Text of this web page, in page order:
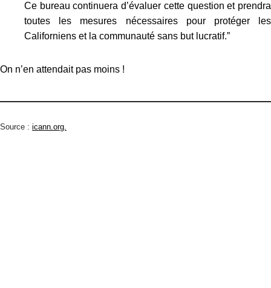
Ce bureau continuera d’évaluer cette question et prendra
toutes les mesures nécessaires pour protéger les
Californiens et la communauté sans but lucratif.”
On n’en attendait pas moins !
Source : icann.org.